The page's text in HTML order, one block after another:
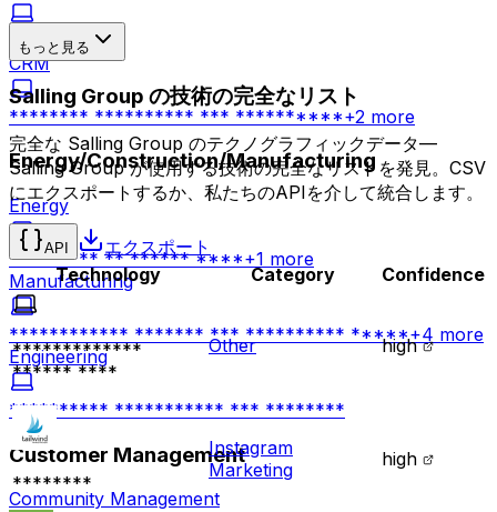
******
CRM
******** ********** *** **********+2 more
Energy/Construction/Manufacturing
Energy
********* ** ****** ****+1 more
Manufacturing
************ ******* *** ********** *****+4 more
Engineering
********** *********** *** ********
Customer Management
Community Management
もっと見る
Salling Group の技術の完全なリスト
完全な Salling Group のテクノグラフィックデータ—
Salling Group が使用する技術の完全なリストを発見。CSV
にエクスポートするか、私たちのAPIを介して統合します。
API
エクスポート
Technology
Category Confidence
*************
****** ****
Other high
********
Instagram
Marketing
high